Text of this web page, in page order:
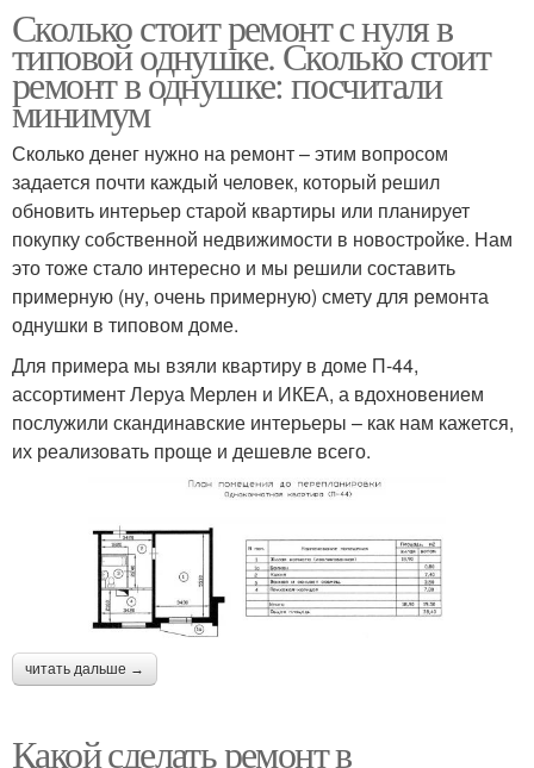
Сколько стоит ремонт с нуля в
типовой однушке. Сколько стоит
ремонт в однушке: посчитали
минимум
Сколько денег нужно на ремонт – этим вопросом
задается почти каждый человек, который решил
обновить интерьер старой квартиры или планирует
покупку собственной недвижимости в новостройке. Нам
это тоже стало интересно и мы решили составить
примерную (ну, очень примерную) смету для ремонта
однушки в типовом доме.
Для примера мы взяли квартиру в доме П-44,
ассортимент Леруа Мерлен и ИКЕА, а вдохновением
послужили скандинавские интерьеры – как нам кажется,
их реализовать проще и дешевле всего.
читать дальше →
Какой сделать ремонт в